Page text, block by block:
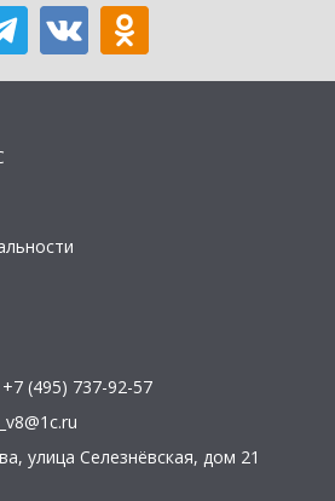
+7 (495) 737-92-57
, улица Селезнёвская, дом 21